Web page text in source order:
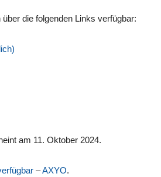
die folgenden Links verfügbar:
am 11. Oktober 2024.
–AXYO.